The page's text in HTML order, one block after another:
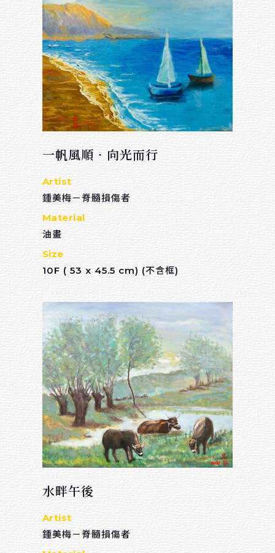
一帆風順‧向光而行
Artist
鍾美梅－脊髓損傷者
Material
油畫
Size
10F ( 53 x 45.5 cm) (不含框)
水畔午後
Artist
鍾美梅－脊髓損傷者